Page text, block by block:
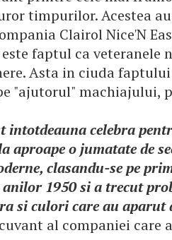
timpurilor. Acestea
Clairol Nice'N
faptul ca veteranele
Asta in ciuda
"ajutorul" machiajului,
celebra
aproape o jumatate de
clasandu-se pe
1950 si a trecut
si culori care au
al companiei care